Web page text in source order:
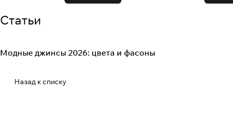
Статьи
Fashion Denim
Модные джинсы 2026: цвета и фасоны
Назад к списку